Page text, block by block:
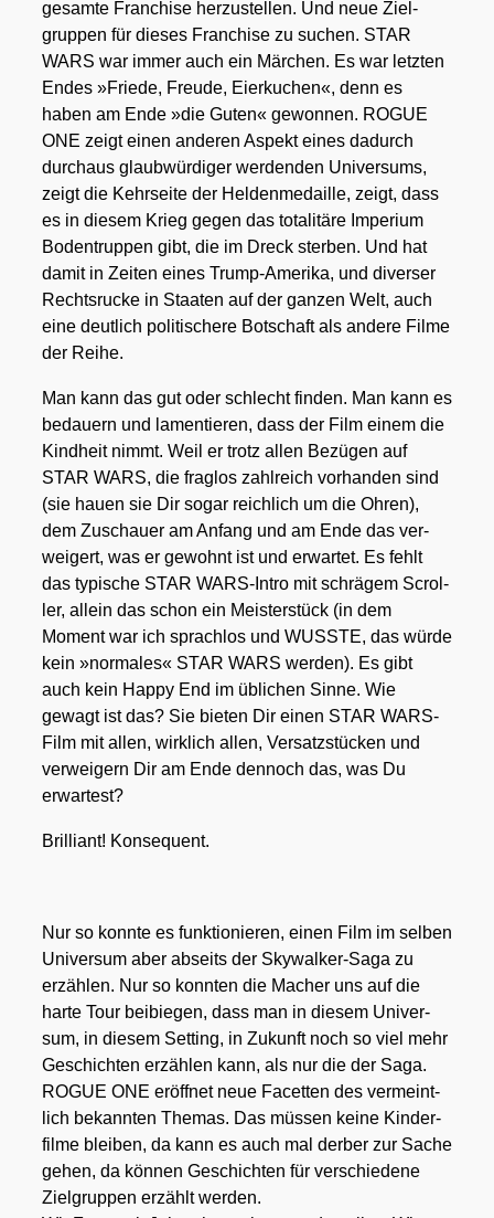
gesam­te Fran­chise her­zu­stel­len. Und neue Ziel­
grup­pen für die­ses Fran­chise zu suchen. STAR
WARS war immer auch ein Mär­chen. Es war letz­ten
Endes »Frie­de, Freu­de, Eier­ku­chen«, denn es
haben am Ende »die Guten« gewon­nen. ROGUE
ONE zeigt einen ande­ren Aspekt eines dadurch
durch­aus glaub­wür­di­ger wer­den­den Uni­ver­sums,
zeigt die Kehr­sei­te der Hel­den­me­dail­le, zeigt, dass
es in die­sem Krieg gegen das tota­li­tä­re Impe­ri­um
Boden­trup­pen gibt, die im Dreck ster­ben. Und hat
damit in Zei­ten eines Trump-Ame­ri­ka, und diver­ser
Rechts­ru­cke in Staa­ten auf der gan­zen Welt, auch
eine deut­lich poli­ti­sche­re Bot­schaft als ande­re Fil­me
der Rei­he.
Man kann das gut oder schlecht fin­den. Man kann es
bedau­ern und lamen­tie­ren, dass der Film einem die
Kind­heit nimmt. Weil er trotz allen Bezü­gen auf
STAR WARS, die frag­los zahl­reich vor­han­den sind
(sie hau­en sie Dir sogar reich­lich um die Ohren),
dem Zuschau­er am Anfang und am Ende das ver­
wei­gert, was er gewohnt ist und erwar­tet. Es fehlt
das typi­sche STAR WARS-Intro mit schrä­gem Scrol­
ler, allein das schon ein Meis­ter­stück (in dem
Moment war ich sprach­los und WUSSTE, das wür­de
kein »nor­ma­les« STAR WARS wer­den). Es gibt
auch kein Hap­py End im übli­chen Sin­ne. Wie
gewagt ist das? Sie bie­ten Dir einen STAR WARS-
Film mit allen, wirk­lich allen, Ver­satz­stü­cken und
ver­wei­gern Dir am Ende den­noch das, was Du
erwar­test?
Bril­li­ant! Kon­se­quent.
Nur so konn­te es funk­tio­nie­ren, einen Film im sel­ben
Uni­ver­sum aber abseits der Sky­wal­ker-Saga zu
erzäh­len. Nur so konn­ten die Macher uns auf die
har­te Tour bei­bie­gen, dass man in die­sem Uni­ver­
sum, in die­sem Set­ting, in Zukunft noch so viel mehr
Geschich­ten erzäh­len kann, als nur die der Saga.
ROGUE ONE eröff­net neue Facet­ten des ver­meint­
lich bekann­ten The­mas. Das müs­sen kei­ne Kin­der­
fil­me blei­ben, da kann es auch mal der­ber zur Sache
gehen, da kön­nen Geschich­ten für ver­schie­de­ne
Ziel­grup­pen erzählt wer­den.